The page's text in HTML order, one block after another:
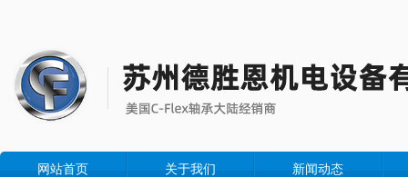
网站首页 关于我们 新闻动态